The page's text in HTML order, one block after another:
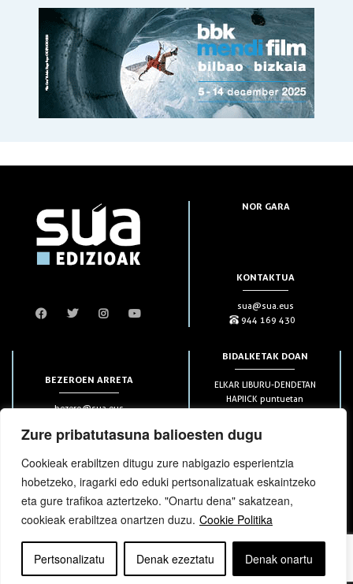
Zure pribatutasuna balioesten dugu
Cookieak erabiltzen ditugu zure nabigazio esperientzia
hobetzeko, iragarki edo eduki pertsonalizatuak eskaintzeko
eta gure trafikoa aztertzeko. "Onartu dena" sakatzean,
cookieak erabiltzea onartzen duzu. Cookie Politika
Pertsonalizatu Denak ezeztatu Denak onartu
NOR GARA
KONTAKTUA
sua@sua.eus
944 169 430
BEZEROEN ARRETA
bezero@sua.eus
HARPIDETZAK
BIDALKETAK DOAN
ELKAR LIBURU-DENDETAN
HAPIICK puntuetan
(soilik penintsulan)